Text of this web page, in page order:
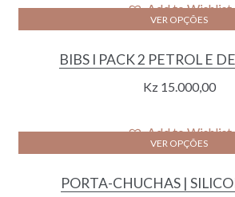
Add to Wishlist
VER OPÇÕES
BIBS I PACK 2 PETROL E
Kz15.000,00
Add to Wishlist
VER OPÇÕES
PORTA-CHUCHAS |